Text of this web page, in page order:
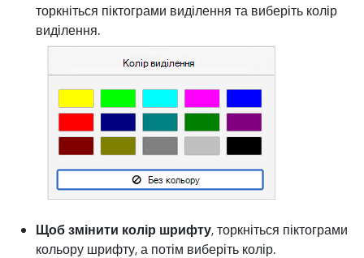
торкніться піктограми виділення та виберіть колір
виділення.
Щоб змінити колір шрифту, торкніться піктограми
кольору шрифту, а потім виберіть колір.